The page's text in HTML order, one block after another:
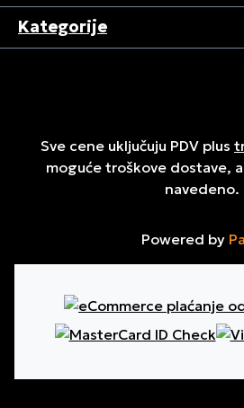
Kategorije
Sve cene uključuju PDV plus
moguće troškove dostave,
navedeno.
Powered by